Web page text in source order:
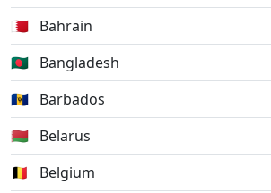
🇧🇭 Bahrain
🇧🇩 Bangladesh
🇧🇧 Barbados
🇧🇾 Belarus
🇧🇪
Belgium